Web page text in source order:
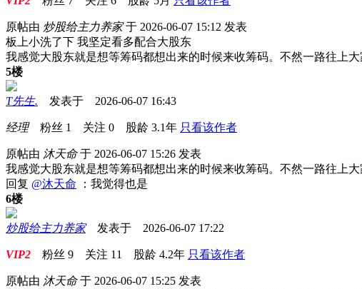
原帖由 炒股给主力养家于 2026-06-07 15:12 发表
板上小洗了下 我坚定看多配合大股东
我感觉大股东就是想等筹码都想出来的时候来收筹码。不然一路往上大
5楼
T先生. 发表于 2026-06-07 16:43
经理粉丝 1 关注 0 股龄 3.1年 只看该作者
原帖由 沐天命于 2026-06-07 15:26 发表
我感觉大股东就是想等筹码都想出来的时候来收筹码。不然一路往上大
回复 @沐天命 ：我觉得也是
6楼
炒股给主力养家发表于 2026-06-07 17:22
VIP2 粉丝 9 关注 11 股龄 4.2年 只看该作者
原帖由 沐天命于 2026-06-07 15:25 发表